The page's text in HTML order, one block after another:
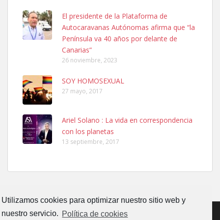
Utilizamos cookies para optimizar nuestro sitio web y
nuestro servicio. Política de cookies
SHIBA PERDIDO AVDA JOSE MESA Y LOPEZ
PERRO MACHO RAZA SHIBA CON MICROCHIP PERDIDO HOY
06/07/2025 ZONA MESA Y LOPEZ. ES MUY ASUSTADIZO
Leales.org » Gran Canaria
6.7.2025
Ninfa perdida
El día 5 se los perdió una ninfa papillera, asustada tiene miedo a la
calle, se perdió por la zon...
El presidente de la Plataforma de
Autocaravanas Autónomas afirma que “la
Península va 40 años por delante de
Canarias”
26 noviembre, 2023
SOY HOMOSEXUAL
27 mayo, 2017
Ariel Solano : La vida en correspondencia
con los planetas
13 septiembre, 2017